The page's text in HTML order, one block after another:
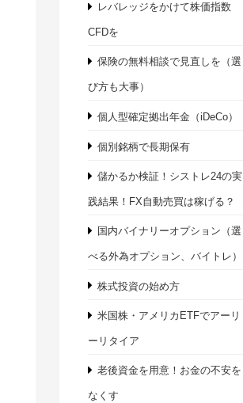
レバレッジをかけて株価指数
CFDを
保険の無料相談で見直しを（選
び方も大事）
個人型確定拠出年金（iDeCo）
個別銘柄で長期保有
儲かるか検証！シストレ24の実
践結果！FX自動売買は稼げる？
国内バイナリーオプション（選
べる外為オプション、バイトレ）
株式投資の始め方
米国株・アメリカETFでアーリ
ーリタイア
老後資金を用意！お金の不安を
なくす